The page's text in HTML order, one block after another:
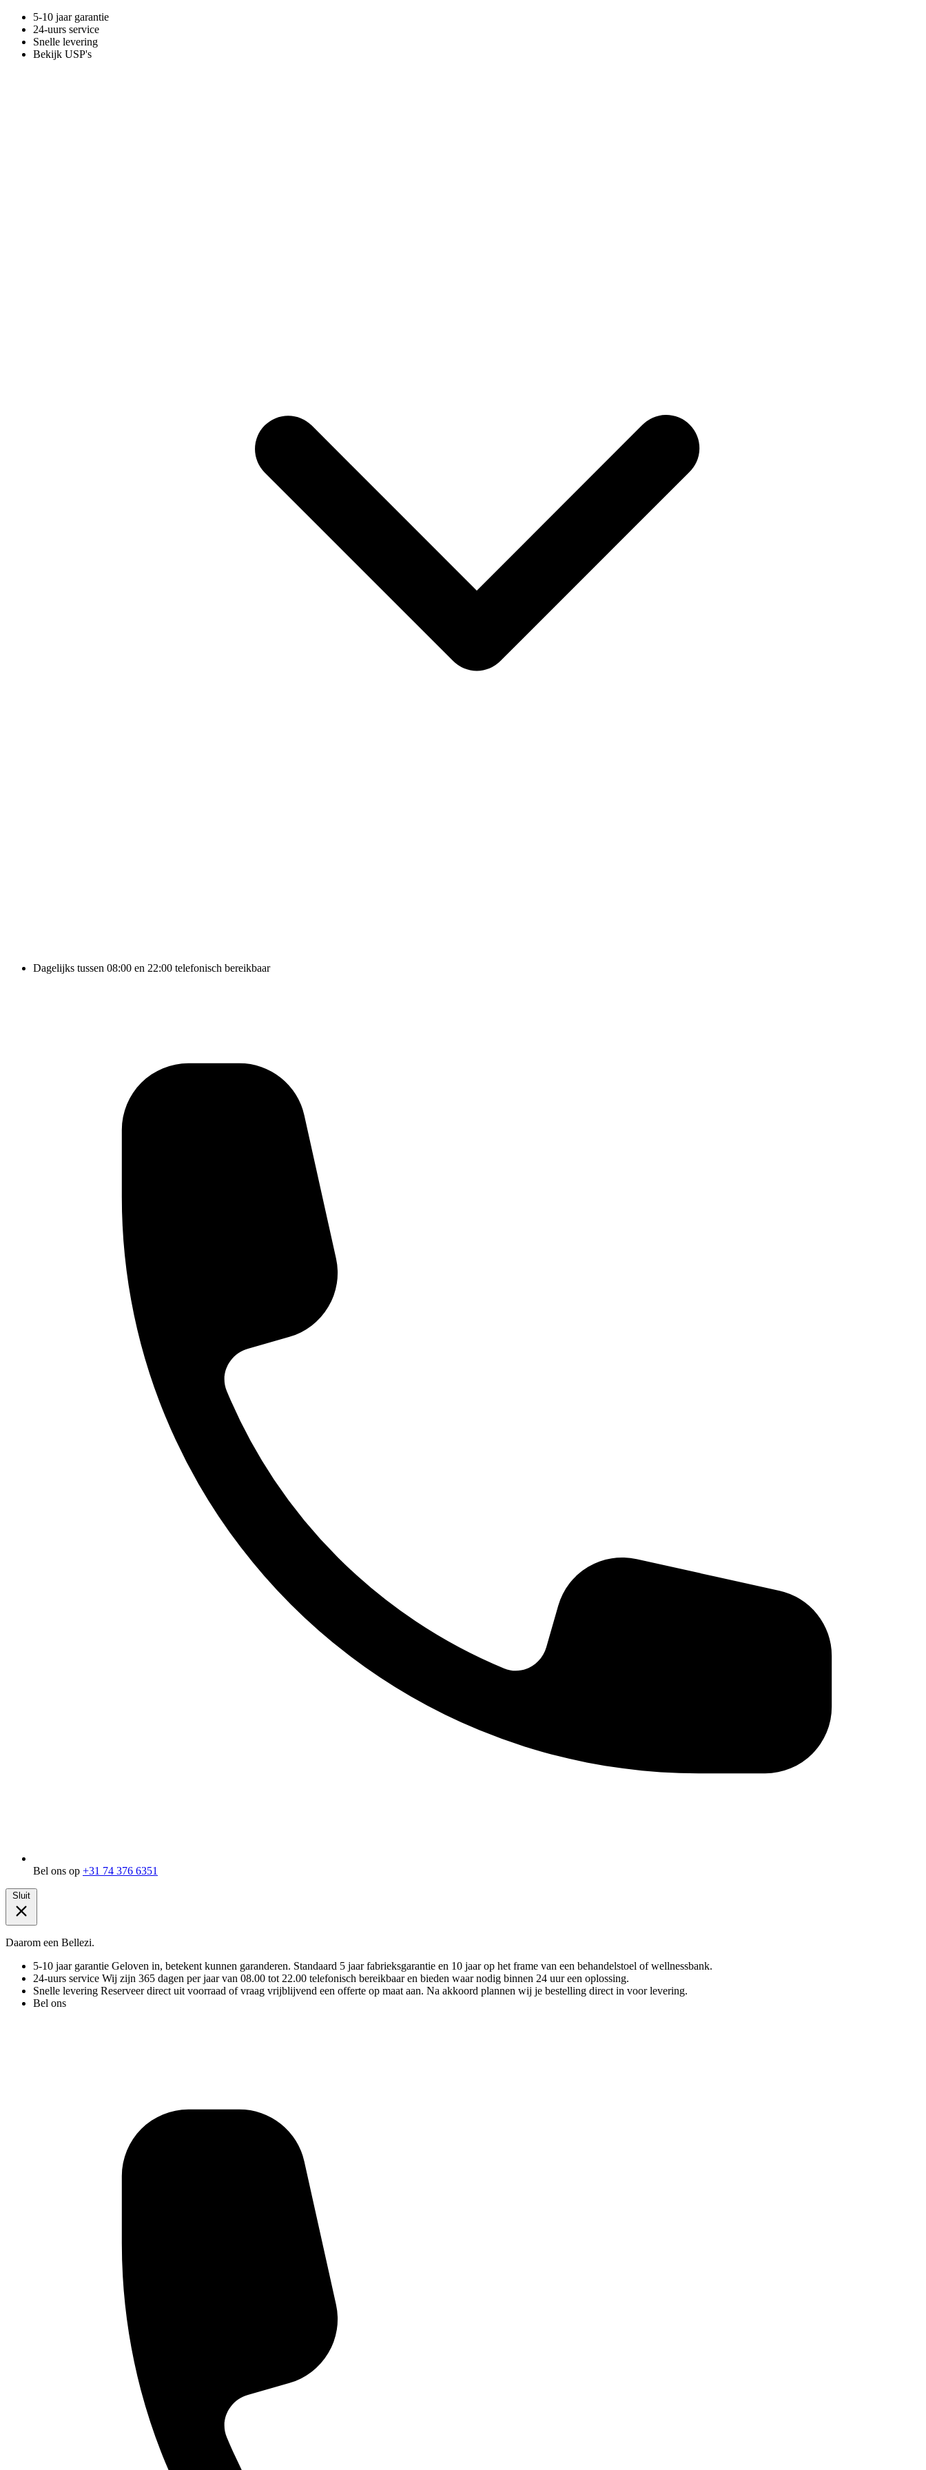
5-10 jaar garantie
24-uurs service
Snelle levering
Bekijk USP's
Dagelijks tussen 08:00 en 22:00 telefonisch bereikbaar
Bel ons op +31 74 376 6351
Sluit
Daarom een Bellezi.
5-10 jaar garantie Geloven in, betekent kunnen garanderen. Standaard 5 jaar fabrieksgarantie en 10 jaar op het frame van een behandelstoel of wellnessbank.
24-uurs service Wij zijn 365 dagen per jaar van 08.00 tot 22.00 telefonisch bereikbaar en bieden waar nodig binnen 24 uur een oplossing.
Snelle levering Reserveer direct uit voorraad of vraag vrijblijvend een offerte op maat aan. Na akkoord plannen wij je bestelling direct in voor levering.
Bel ons